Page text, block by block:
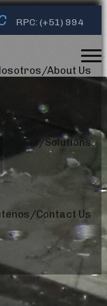
RPC: (+51) 994
info@branifperu.com
About Us
Solutions
Contact Us